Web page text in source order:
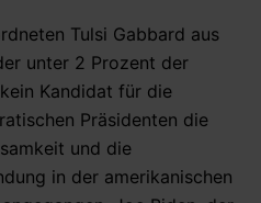
Tulsi Gabbard aus
unter 2 Prozent der
Kandidat für die
Präsidenten die
und die
in der amerikanischen